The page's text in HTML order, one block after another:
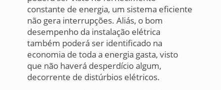
constante de energia, um sistema eficiente
não gera interrupções. Aliás, o bom
desempenho da instalação elétrica
também poderá ser identificado na
economia de toda a energia gasta, visto
que não haverá desperdício algum,
decorrente de distúrbios elétricos.